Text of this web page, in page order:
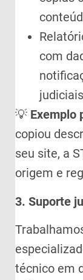
com
💡 Exemplo
copiou
seu site, a
origem e
3. Suporte
técnico em